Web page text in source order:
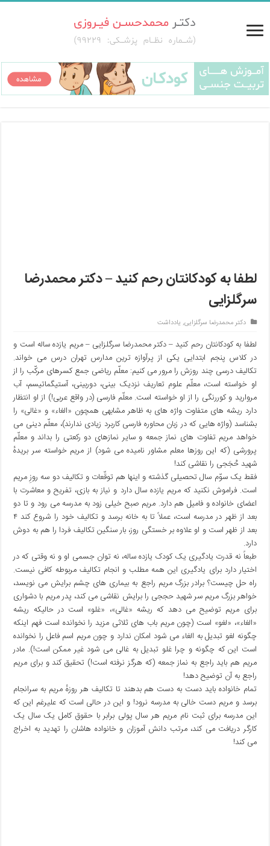
لطفا به کودکانتان رحم کنید – دکتر محمدرضا
سرگلزایی
دکتر محمدرضا سرگلزایی, یادداشت
لطفا به کودکانتان رحم کنید – دکتر محمدرضا سرگلزایی – مریم یازده ساله است و
در کلاس پنجم ابتدایی یکی از پرآوازه ترین مدارس تهران درس می خواند.
تکالیف درسی چند روزش را مرور می کنیم: معلّم ریاضی جمع کسرهای مرکّب را از
او خواسته است، معلّم علوم تعاریف نزدیک بینی، دوربینی، آستیگماتیسم، آب
مروارید و کوررنگی را از او خواسته است. معلّم فارسی (در واقع عربی!) از او انتظار
دارد ریشه های متفاوت واژه های به ظاهر مشابهی همچون «الغاء» و «غالی» را
بشناسد (واژه هایی که در زبان محاوره فارسی کاربرد زیادی ندارند)، معلّم دینی می
خواهد مریم تفاوت های نماز جمعه و سایر نمازهای دو رکعتی را بداند و معلّم
پرورشی (که این روزها معلم مشاور نامیده می شود) از مریم خواسته سر بریدهٔ
شهید حُجَجی را نقاشی کند!
فقط یک سوّم سال تحصیلی گذشته و اینها هم توقّعات و تکالیف دو سه روزِ مریم
است. فراموش نکنید که مریم یازده سال دارد و نیاز به بازی، تفریح و معاشرت با
اعضای خانواده و فامیل هم دارد. مریم صبح خیلی زود به مدرسه می رود و تا دو
بعد از ظهر در مدرسه است، عملاً تا به خانه برسد و تکالیف خود را شروع کند ۴
بعد از ظهر است و او علاوه بر خستگی روز، بار سنگین تکالیف فردا را هم به دوش
دارد.
طبعاً نه قدرت یادگیری یک کودک یازده ساله، نه توان جسمی او و نه وقتی که در
اختیار دارد برای یادگیری این همه مطلب و انجام تکالیف مربوطه کافی نیست.
راه حل چیست؟ برادر بزرگ مریم راجع به بیماری های چشم برایش می نویسد،
خواهر بزرگ مریم سر شهید حججی را برایش نقاشی می کند، پدر مریم با دشواری
برای مریم توضیح می دهد که ریشه «غالی»، «غلو» است در حالیکه ریشه
«الغاء»، «لغو» است (چون مریم باب های ثلاثی مزید را نخوانده است فهم اینکه
چگونه لغو تبدیل به الغاء می شود امکان ندارد و چون مریم اسم فاعل را نخوانده
است این که چگونه و چرا غلو تبدیل به غالی می شود غیر ممکن است!). مادر
مریم هم باید راجع به نماز جمعه (که هرگز نرفته است!) تحقیق کند و برای مریم
راجع به آن توضیح دهد!
تمام خانواده باید دست به دست هم بدهند تا تکالیف هر روزهٔ مریم به سرانجام
برسد و مریم دست خالی به مدرسه نرود! و این در حالی است که علیرغم این که
این مدرسه برای ثبت نام مریم هر سال پولی برابر با حقوق کامل یک سال یک
کارگر دریافت می کند، مرتب دانش آموزان و خانواده هاشان را تهدید به اخراج
می کند!